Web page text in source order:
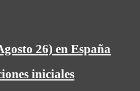
26) en España
iniciales